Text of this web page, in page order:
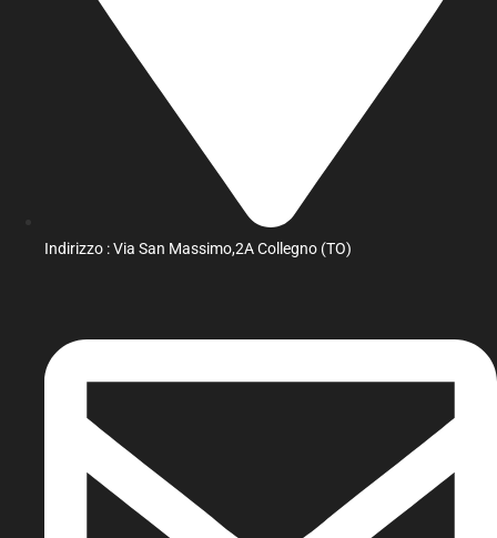
Indirizzo : Via San Massimo,2A Collegno (TO)